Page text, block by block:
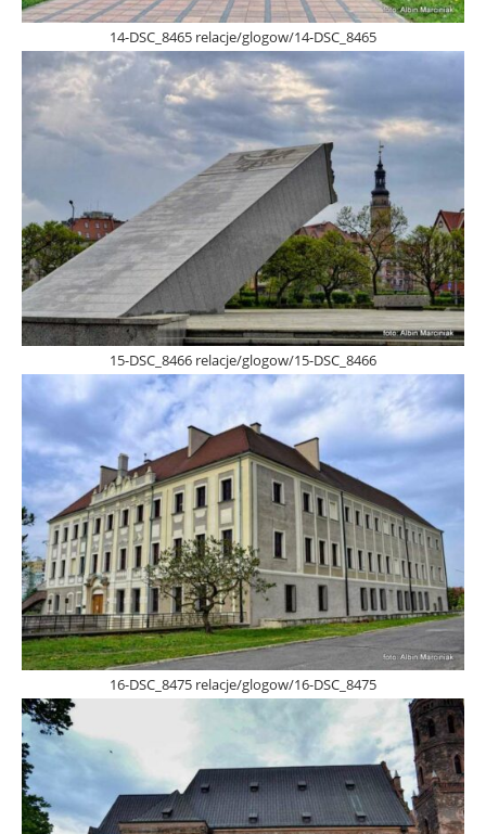
14-DSC_8465 relacje/glogow/14-DSC_8465
15-DSC_8466 relacje/glogow/15-DSC_8466
16-DSC_8475 relacje/glogow/16-DSC_8475